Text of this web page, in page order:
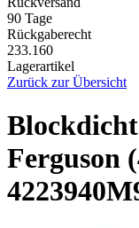
90 Tage
Rückgaberecht
233.160
Lagerartikel
Zurück zur Übersicht
Ferguson